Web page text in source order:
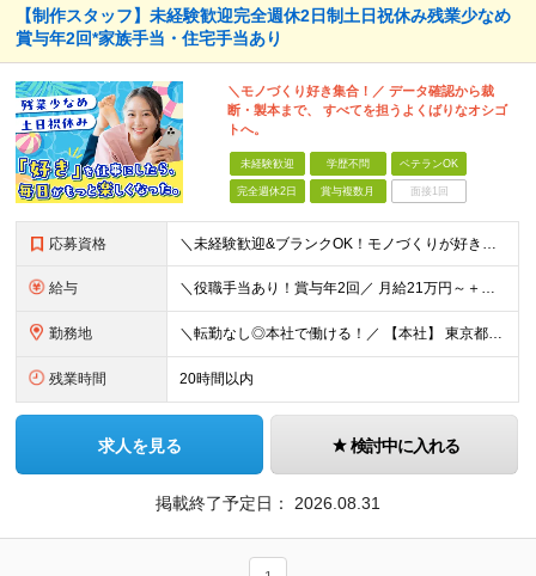
【制作スタッフ】未経験歓迎完全週休2日制土日祝休み残業少なめ
賞与年2回*家族手当・住宅手当あり
＼モノづくり好き集合！／ データ確認から裁
断・製本まで、 すべてを担うよくばりなオシゴ
トへ。
未経験歓迎 学歴不問 ベテランOK
完全週休2日 賞与複数月 面接1回
応募資格 ＼未経験歓迎&ブランクOK！モノづくりが好きな方歓迎★／ ◆学歴不問 ◆社会人経験1年以上 ＜下記に当てはまる方をお待ちしています！＞ ◎モノづくりが好きで、自分の手で何かをカタチにする仕事に興味が
給与 ＼役職手当あり！賞与年2回／ 月給21万円～＋残業代全額支給＋手当多数 ※みなし残業代なし。残業代は別途全額支給いたします ※試用期間3ヵ月あり。期間中の給与・待遇の差異はありません 【社員の年
勤務地 ＼転勤なし◎本社で働ける！／ 【本社】 東京都大田区大森西4-4-15 (変更の範囲)上記を除く当社関連勤務地
残業時間 20時間以内
求人を見る 検討中に入れる
掲載終了予定日： 2026.08.31